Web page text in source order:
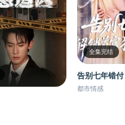
全集完结
告别七年错付
都市情感